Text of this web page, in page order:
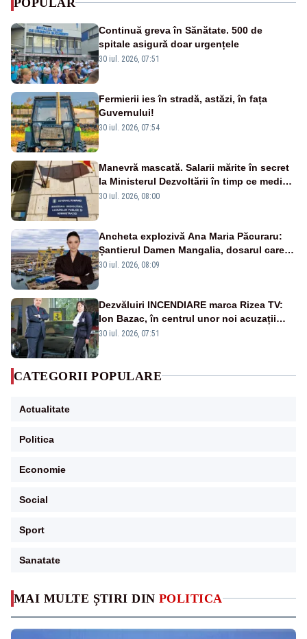
MAI MULTE ȘTIRI DIN POLITICA
Continuă greva în Sănătate. 500 de
spitale asigură doar urgențele
30 iul. 2026, 07:51
Fermierii ies în stradă, astăzi, în fața
Guvernului!
30 iul. 2026, 07:54
Manevră mascată. Salarii mărite în secret
la Ministerul Dezvoltării în timp ce medicii
ies în stradă
30 iul. 2026, 08:00
Ancheta explozivă Ana Maria Păcuraru:
Șantierul Damen Mangalia, dosarul care
scufundă apărarea României
30 iul. 2026, 08:09
Dezvăluiri INCENDIARE marca Rizea TV:
Ion Bazac, în centrul unor noi acuzații
publice
30 iul. 2026, 07:51
CATEGORII POPULARE
Actualitate
Politica
Economie
Social
Sport
Sanatate